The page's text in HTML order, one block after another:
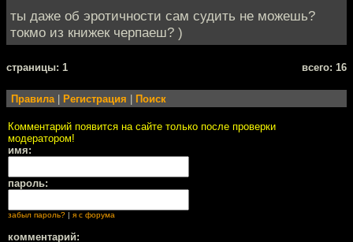
ты даже об эротичности сам судить не можешь?
токмо из книжек черпаеш? )
cтраницы: 1 всего: 16
Правила| Регистрация Поиск
Комментарий появится на сайте только после проверки
модератором!
имя:
пароль:
забыл пароль? | я с форума
комментарий: